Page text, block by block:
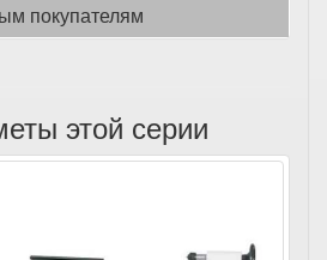
покупателям
этой серии